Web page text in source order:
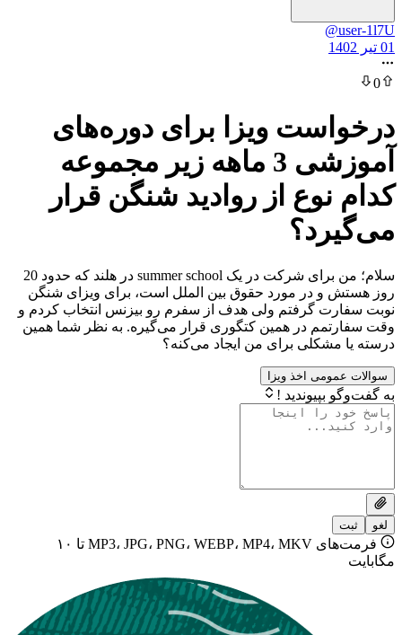
ویزا برای دوره‌های
آموزشی 3 ماهه زیر مجموعه
از روادید شنگن قرار
سلام؛ من برای شرکت در یک summer school در هلند که حدود 20
در مورد حقوق بین الملل است، برای ویزای شنگن
گرفتم ولی هدف از سفرم رو بیزنس انتخاب کردم و
در همین کتگوری قرار می‌گیره. به نظر شما همین
برای من ایجاد می‌کنه؟
اخذ ویزا
!
فرمت‌های MP3، JPG، PNG، WEBP، MP4، MKV تا ۱۰